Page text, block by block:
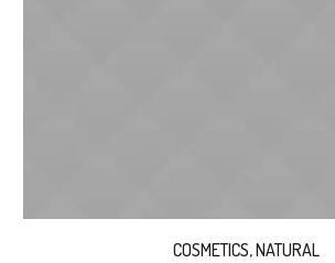
COSMETICS,NATURAL